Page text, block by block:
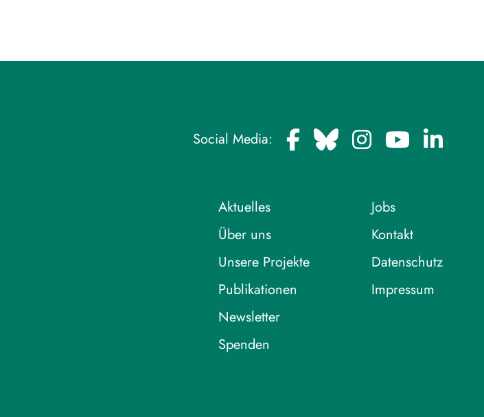
Social Media:
Aktuelles
Über uns
Unsere Projekte
Publikationen
Newsletter
Spenden
Jobs
Kontakt
Datenschutz
Impressum